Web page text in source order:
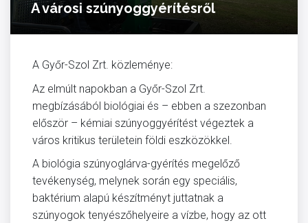
A városi szúnyoggyérítésről
A Győr-Szol Zrt. közleménye:
Az elmúlt napokban a Győr-Szol Zrt.
megbízásából biológiai és – ebben a szezonban
először – kémiai szúnyoggyérítést végeztek a
város kritikus területein földi eszközökkel.
A biológia szúnyoglárva-gyérítés megelőző
tevékenység, melynek során egy speciális,
baktérium alapú készítményt juttatnak a
szúnyogok tenyészőhelyeire a vízbe, hogy az ott